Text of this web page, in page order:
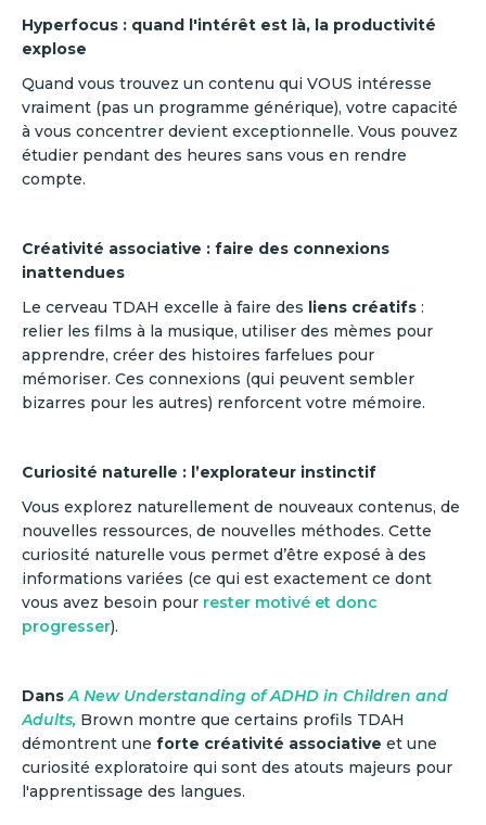
Hyperfocus : quand l'intérêt est là, la productivité
explose
Quand vous trouvez un contenu qui VOUS intéresse
vraiment (pas un programme générique), votre capacité
à vous concentrer devient exceptionnelle. Vous pouvez
étudier pendant des heures sans vous en rendre
compte.
Créativité associative : faire des connexions
inattendues
Le cerveau TDAH excelle à faire des liens créatifs :
relier les films à la musique, utiliser des mèmes pour
apprendre, créer des histoires farfelues pour
mémoriser. Ces connexions (qui peuvent sembler
bizarres pour les autres) renforcent votre mémoire.
Curiosité naturelle : l’explorateur instinctif
Vous explorez naturellement de nouveaux contenus, de
nouvelles ressources, de nouvelles méthodes. Cette
curiosité naturelle vous permet d’être exposé à des
informations variées (ce qui est exactement ce dont
vous avez besoin pour rester motivé et donc
progresser).
Dans A New Understanding of ADHD in Children and
Adults, Brown montre que certains profils TDAH
démontrent une forte créativité associative et une
curiosité exploratoire qui sont des atouts majeurs pour
l'apprentissage des langues.